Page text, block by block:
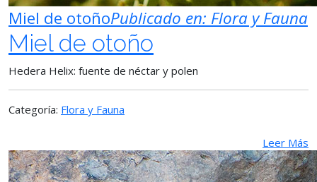
Miel de otoñoPublicado en: Flora y Fauna
Miel de otoño
Hedera Helix: fuente de néctar y polen
Categoría: Flora y Fauna
Leer Más